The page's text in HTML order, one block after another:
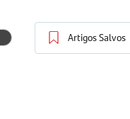
Artigos Salvos